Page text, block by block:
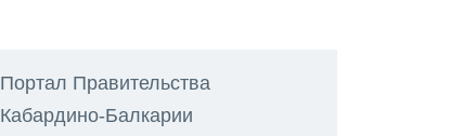
Портал Правительства
Кабардино-Балкарии